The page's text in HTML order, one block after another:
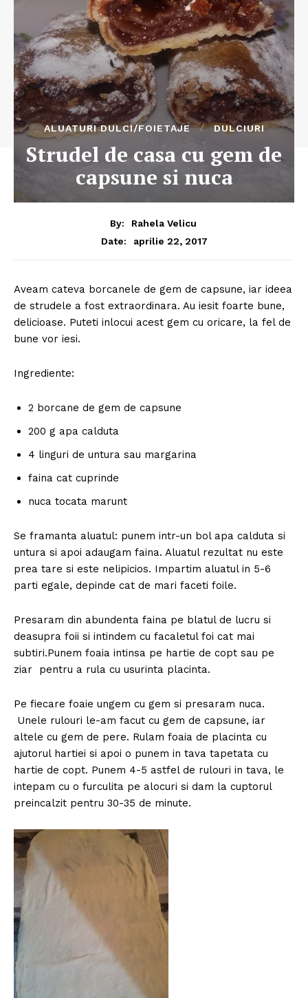
ALUATURI DULCI/FOIETAJE DULCIURI
Strudel de casa cu gem de
capsune si nuca
By:
Rahela Velicu
Date:
aprilie 22, 2017
Aveam cateva borcanele de gem de capsune, iar ideea
de strudele a fost extraordinara. Au iesit foarte bune,
delicioase. Puteti inlocui acest gem cu oricare, la fel de
bune vor iesi.
Ingrediente:
2 borcane de gem de capsune
200 g apa calduta
4 linguri de untura sau margarina
faina cat cuprinde
nuca tocata marunt
Se framanta aluatul: punem intr-un bol apa calduta si
untura si apoi adaugam faina. Aluatul rezultat nu este
prea tare si este nelipicios. Impartim aluatul in 5-6
parti egale, depinde cat de mari faceti foile.
Presaram din abundenta faina pe blatul de lucru si
deasupra foii si intindem cu facaletul foi cat mai
subtiri.Punem foaia intinsa pe hartie de copt sau pe
ziar pentru a rula cu usurinta placinta.
Pe fiecare foaie ungem cu gem si presaram nuca.
Unele rulouri le-am facut cu gem de capsune, iar
altele cu gem de pere. Rulam foaia de placinta cu
ajutorul hartiei si apoi o punem in tava tapetata cu
hartie de copt. Punem 4-5 astfel de rulouri in tava, le
intepam cu o furculita pe alocuri si dam la cuptorul
preincalzit pentru 30-35 de minute.